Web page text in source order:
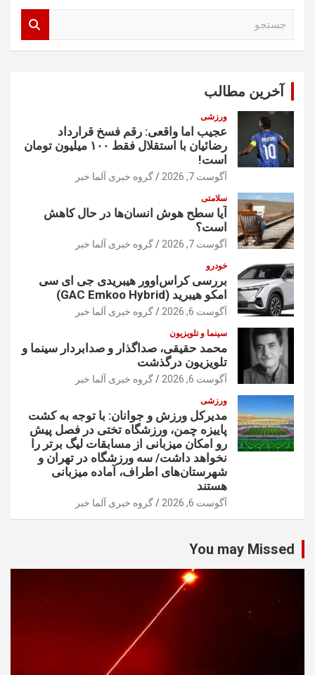
آخرین مطالب
ورزشی
عجیب اما واقعی: رقم فسخ قرارداد
رضائیان با استقلال فقط ۱۰۰ میلیون تومان
است!
آگوست 7, 2026 گروه خبری آلما خبر
سلامتی
آیا سطح هوش انسان‌ها در حال کاهش
است؟
آگوست 7, 2026 گروه خبری آلما خبر
خودرو
بررسی کراس‌اوور هیبریدی جی ای سی
امکو هیبرید (GAC Emkoo Hybrid)
آگوست 6, 2026 گروه خبری آلما خبر
سینما و تلویزیون
محمد حقیقی، صداگذار و صدابردار سینما و
تلویزیون درگذشت
آگوست 6, 2026 گروه خبری آلما خبر
ورزشی
مدیرکل ورزش و جوانان: با توجه به کشت
پاییزه چمن، ورزشگاه تختی در فصل پیش
رو امکان میزبانی از مسابقات لیگ برتر را
نخواهد داشت/ سه ورزشگاه در تهران و
شهرستان‌های اطراف، آماده میزبانی
هستند
آگوست 6, 2026 گروه خبری آلما خبر
You may Missed